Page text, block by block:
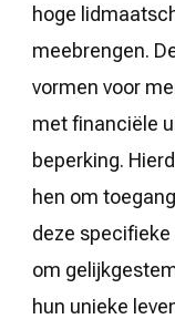
hoge
meebrengen.
vormen voor
met financiële
beperking.
hen om
deze
om
hun unieke